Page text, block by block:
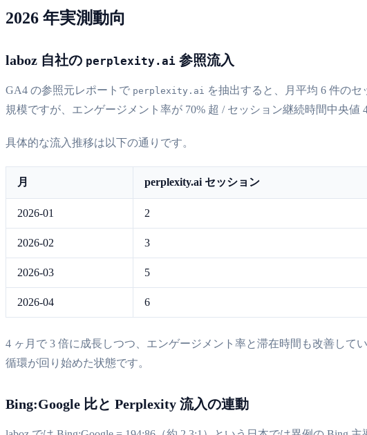
2026 年実測動向
laboz 自社の perplexity.ai 参照流入
GA4 の参照元レポートで perplexity.ai を抽出すると、月平均 6 件の
規模ですが、エンゲージメント率が 70% 超 / セッション継続時間中央
具体的な流入推移は以下の通りです。
月 perplexity.ai セッション
2026-01 2
2026-02 3
2026-03 5
2026-04 6
4 ヶ月で 3 倍に成長しつつ、エンゲージメント率と滞在時間も改善し
循環が回り始めた状態です。
Bing:Google 比と Perplexity 流入の連動